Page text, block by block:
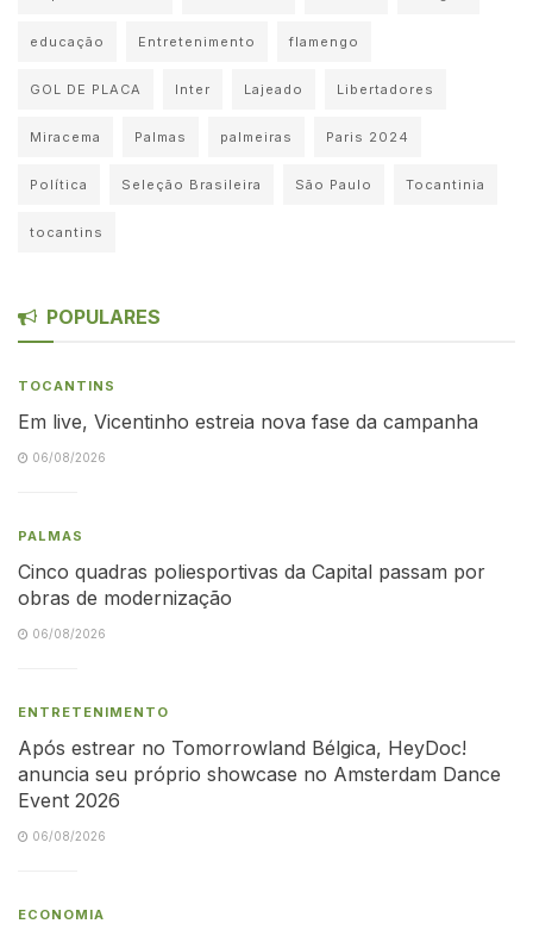
educação Entretenimento flamengo
GOL DE PLACA Inter Lajeado Libertadores
Miracema Palmas palmeiras Paris 2024
Política Seleção Brasileira São Paulo Tocantinia
tocantins
POPULARES
TOCANTINS
Em live, Vicentinho estreia nova fase da campanha
06/08/2026
PALMAS
Cinco quadras poliesportivas da Capital passam por
obras de modernização
06/08/2026
ENTRETENIMENTO
Após estrear no Tomorrowland Bélgica, HeyDoc!
anuncia seu próprio showcase no Amsterdam Dance
Event 2026
06/08/2026
ECONOMIA